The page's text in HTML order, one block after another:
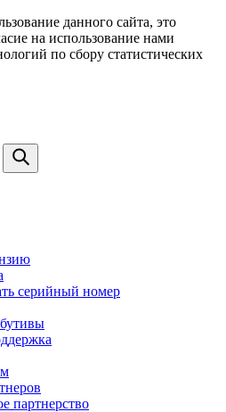
данного сайта, это
на использование нами
по сбору статистических
серийный номер
партнерство